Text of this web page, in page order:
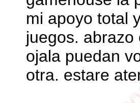
mi apoyo total
juegos.
ojala puedan
otra. estare